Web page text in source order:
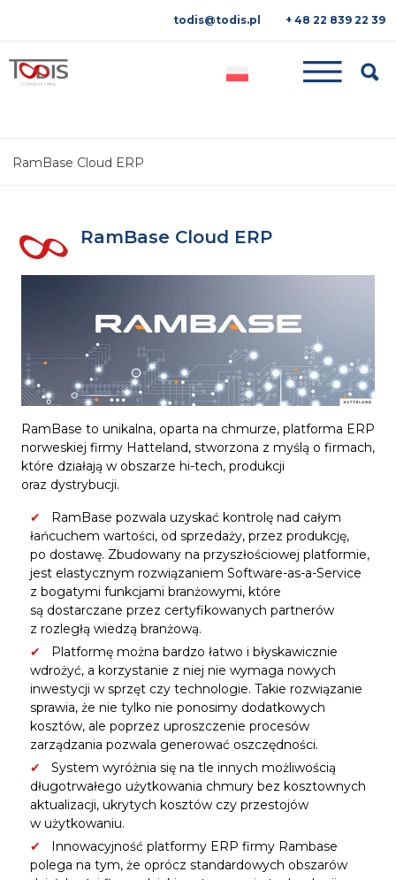
todis@todis.pl + 48 22 839 22 39
RamBase Cloud ERP
RamBase Cloud ERP
RamBase to unikalna, oparta na chmurze, platforma ERP
norweskiej firmy Hatteland, stworzona z myślą o firmach,
które działają w obszarze hi-tech, produkcji
oraz dystrybucji.
RamBase pozwala uzyskać kontrolę nad całym
łańcuchem wartości, od sprzedaży, przez produkcję,
po dostawę. Zbudowany na przyszłościowej platformie,
jest elastycznym rozwiązaniem Software-as-a-Service
z bogatymi funkcjami branżowymi, które
są dostarczane przez certyfikowanych partnerów
z rozległą wiedzą branżową.
Platformę można bardzo łatwo i błyskawicznie
wdrożyć, a korzystanie z niej nie wymaga nowych
inwestycji w sprzęt czy technologie. Takie rozwiązanie
sprawia, że nie tylko nie ponosimy dodatkowych
kosztów, ale poprzez uproszczenie procesów
zarządzania pozwala generować oszczędności.
System wyróżnia się na tle innych możliwością
długotrwałego użytkowania chmury bez kosztownych
aktualizacji, ukrytych kosztów czy przestojów
w użytkowaniu.
Innowacyjność platformy ERP firmy Rambase
polega na tym, że oprócz standardowych obszarów